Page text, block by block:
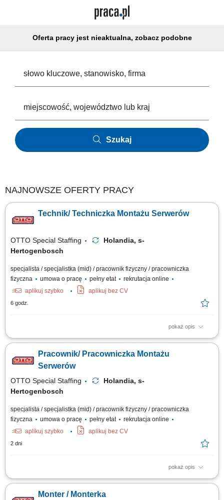
Oferta pracy jest nieaktualna, zobacz podobne
Szukaj
NAJNOWSZE OFERTY PRACY
Technik/ Techniczka Montażu Serwerów
OTTO Special Staffing
Holandia, s-
Hertogenbosch
specjalista / specjalistka (mid) / pracownik fizyczny / pracowniczka
fizyczna
umowa o pracę pełny etat
rekrutacja online
aplikuj szybko
aplikuj bez CV
6 godz.
pokaż opis
Opis stanowiska: składanie i przygotowywanie serwerów oraz urządzeń
z zachowaniem obowiązujących norm jakościowych, realizacja planów
produkcyjnych i terminowe przygotowywanie urządzeń do wysyłki, praca
Pracownik/ Pracowniczka Montażu
Serwerów
OTTO Special Staffing
Holandia, s-
Hertogenbosch
specjalista / specjalistka (mid) / pracownik fizyczny / pracowniczka
fizyczna
umowa o pracę pełny etat
rekrutacja online
aplikuj szybko
aplikuj bez CV
2 dni
pokaż opis
Opis stanowiska: montaż i konfiguracja serwerów zgodnie z
podzespołów komputerowych i przygotowywanie urządzeń do dalszej
Monter / Monterka